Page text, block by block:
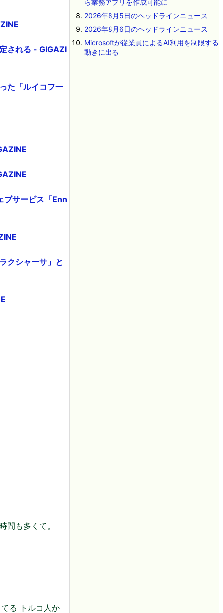
される - GIGAZI
た「ルイコフ一
ブサービス「Enn
クシャーサ」と
間も多くて。
る トルコ人か
ら業務アプリを作成可能に
2026年8月5日のヘッドラインニュース
2026年8月6日のヘッドラインニュース
Microsoftが従業員によるAI利用を制限する
動きに出る